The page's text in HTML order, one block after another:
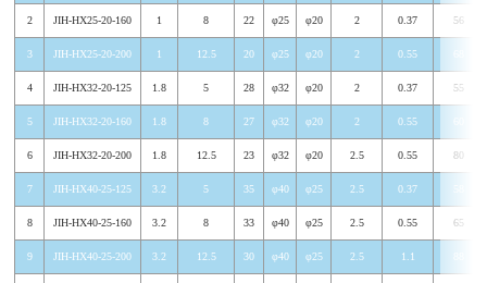
2 JIH-HX25-20-160 1 8 22 φ25 φ20 2 0.37 56
3 JIH-HX25-20-200 1 12.5 20 φ25 φ20 2 0.55
4 JIH-HX32-20-125 1.8 5 28 φ32 φ20 2 0.37 55
5 JIH-HX32-20-160 1.8 8 27 φ32 φ20 2 0.55
6 JIH-HX32-20-200 1.8 12.5 23 φ32 φ20 2.5 0.55 80
7 JIH-HX40-25-125 3.2 5 35 φ40 φ25 2.5 0.37
8 JIH-HX40-25-160 3.2 8 33 φ40 φ25 2.5 0.55 65
9 JIH-HX40-25-200 3.2 12.5 30 φ40 φ25 2.5 1.1